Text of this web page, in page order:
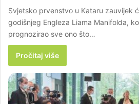
Svjetsko prvenstvo u Kataru zauvijek
godišnjeg Engleza Liama Manifolda,
prognozirao sve ono što…
Pročitaj više